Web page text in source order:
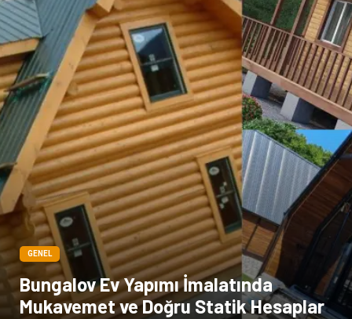
çiçek İnternet
Tarım & Hayvancılık Endüstriyel Ürünler
GENEL
Bungalov Ev Yapımı İmalatında
Mukavemet ve Doğru Statik Hesaplar